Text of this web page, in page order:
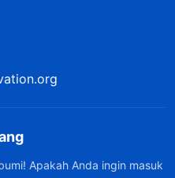
Apakah Anda ingin masuk